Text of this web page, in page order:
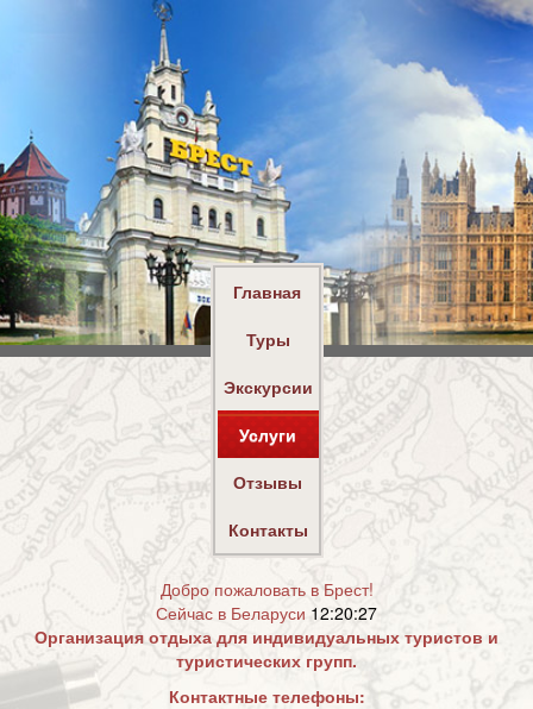
Главная
Туры
Экскурсии
Услуги
Отзывы
Контакты
Добро пожаловать в Брест!
Сейчас в Беларуси 12:20:28
Организация отдыха для индивидуальных туристов и
туристических групп.
Контактные телефоны: